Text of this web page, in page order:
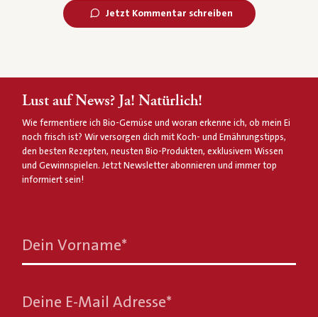
Jetzt Kommentar schreiben
Lust auf News? Ja! Natürlich!
Wie fermentiere ich Bio-Gemüse und woran erkenne ich, ob mein Ei
noch frisch ist? Wir versorgen dich mit Koch- und Ernährungstipps,
den besten Rezepten, neusten Bio-Produkten, exklusivem Wissen
und Gewinnspielen. Jetzt Newsletter abonnieren und immer top
informiert sein!
Dein Vorname*
Deine E-Mail Adresse*